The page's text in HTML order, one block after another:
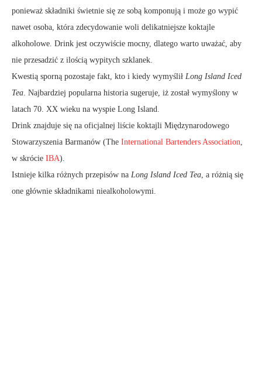
ponieważ składniki świetnie się ze sobą komponują i może go wypić
nawet osoba, która zdecydowanie woli delikatniejsze koktajle
alkoholowe. Drink jest oczywiście mocny, dlatego warto uważać, aby
nie przesadzić z ilością wypitych szklanek.
Kwestią sporną pozostaje fakt, kto i kiedy wymyślił Long Island Iced
Tea. Najbardziej popularna historia sugeruje, iż został wymyślony w
latach 70. XX wieku na wyspie Long Island.
Drink znajduje się na oficjalnej liście koktajli Międzynarodowego
Stowarzyszenia Barmanów (The International Bartenders Association,
w skrócie IBA).
Istnieje kilka różnych przepisów na Long Island Iced Tea, a różnią się
one głównie składnikami niealkoholowymi.